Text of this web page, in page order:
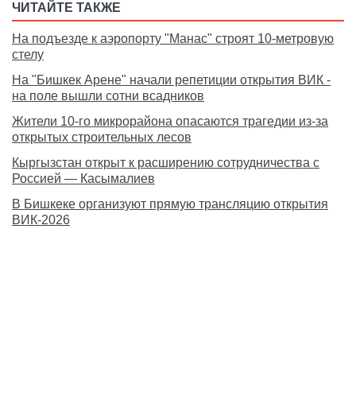
ЧИТАЙТЕ ТАКЖЕ
На подъезде к аэропорту "Манас" строят 10-метровую
стелу
На "Бишкек Арене" начали репетиции открытия ВИК -
на поле вышли сотни всадников
Жители 10-го микрорайона опасаются трагедии из-за
открытых строительных лесов
Кыргызстан открыт к расширению сотрудничества с
Россией — Касымалиев
В Бишкеке организуют прямую трансляцию открытия
ВИК-2026